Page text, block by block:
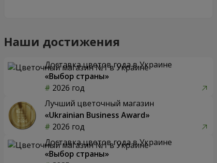
Наши достижения
Доставка цветов года в Украине
«Выбор страны»
2026 год
Лучший цветочный магазин
«Ukrainian Business Award»
2026 год
Доставка цветов года в Украине
«Выбор страны»